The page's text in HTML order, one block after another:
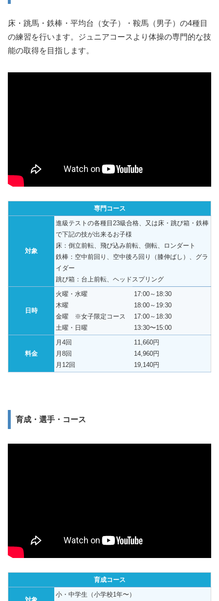
床・跳馬・鉄棒・平均台（女子）・鞍馬（男子）の4種目
の練習を行います。ジュニアコースより体操の専門的な技
能の取得を目指します。
専門コース
対象
進級テストの各種目23級合格、又は床・跳び箱・鉄棒
で下記の技が出来るお子様
床：倒立前転、飛び込み前転、側転、ロンダート
鉄棒：空中前回り、空中後ろ回り（膝伸ばし）、グラ
イダー
跳び箱：台上前転、ヘッドスプリング
日時
火曜・水曜
木曜
金曜 ※女子限定コース
土曜・日曜
17:00～18:30
18:00～19:30
17:00～18:30
13:30〜15:00
料金
月4回
月8回
月12回
11,660円
14,960円
19,140円
育成・選手・コース
育成コース
小・中学生（小学校1年〜）